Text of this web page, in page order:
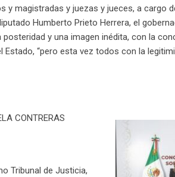
y magistradas y juezas y jueces, a cargo
Humberto Prieto Herrera, el
posteridad y una imagen inédita, con la
Estado, “pero esta vez todos con la
CONTRERAS
Tribunal de Justicia,